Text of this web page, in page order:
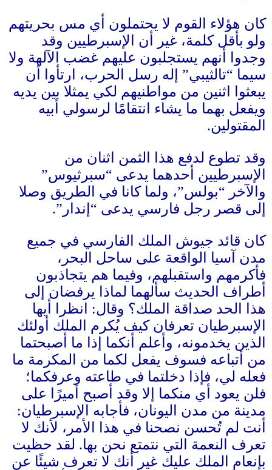
كان هؤلاء القوم لا يحتملون أي مس بحريتهم
ولو بأقل كلمة، غير أن الإسبرطيين وقد
وجدوا أنهم يستجلبون عليهم غضب الآلهة ولا
سيما “تالثيبي” إله رسل الحرب، ارتأوا أن
يبعثوا اثنين من مواطنيهم لكي يمثلا بين يديه
ويفعل بهما ما يشاء انتقامًا لرسولي أبيه
المقتولين.
وقد تطوع لدفع هذا الثمن اثنان من
الإسبرطيين أحدهما يدعى “سبرثيوس”
والآخر “بولس”، ولما كانا في الطريق وصلا
إلى قصر رجل فارسي يدعى “إندار”.
كان قائد جيوش الملك الفارسي في جميع
مدن آسيا الواقعة على ساحل البحر،
فأكرمهم واستقبلهم، وفيما هم يتجاذبون
أطراف الحديث سألهما لماذا يرفضان إلى
هذا الحد صداقة الملك؟ وقال:
انظرا أيها
الإسبرطيان تعرفان كيف يُكرم الملك أولئك
الذين يخدمونه، وأعلم أنكما إذا ما أصبحتما
من أتباعه فسوف يفعل لكما من المكرمة ما
فعله لي، فإذا دخلتما في طاعته وعرفكما؛
فلن يعود أي منكما إلا وقد أصبح أميرًا على
مدينة من مدن اليونان، فأجابه الإسبرطيان:
أنت لم تُحسن نصحنا في هذا الأمر، لأنك لا
تعرف النعمة التي نتمتع نحن بها. لقد حظيت
بإنعام الملك عليك غير أنك لا تعرف شيئًا عن